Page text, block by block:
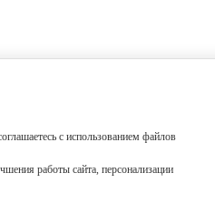
с использованием файлов
работы сайта, персонализации